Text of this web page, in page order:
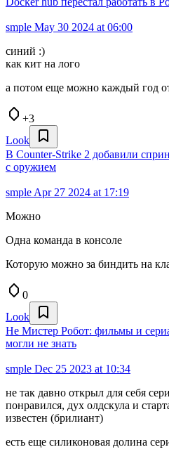
smple May 30 2024 at 06:00
синий :)
как кит на лого
а потом еще можно каждый год
+3
Look
В Counter-Strike 2 добавили
с оружием
smple Apr 27 2024 at 17:19
Можно
Одна команда в консоле
Которую можно за биндить на
0
Look
Не Мистер Робот: фильмы и
могли не знать
smple Dec 25 2023 at 10:34
не так давно открыл для себя
понравился, дух олдскула и
известен (брилиант)
есть еще силиконовая долина